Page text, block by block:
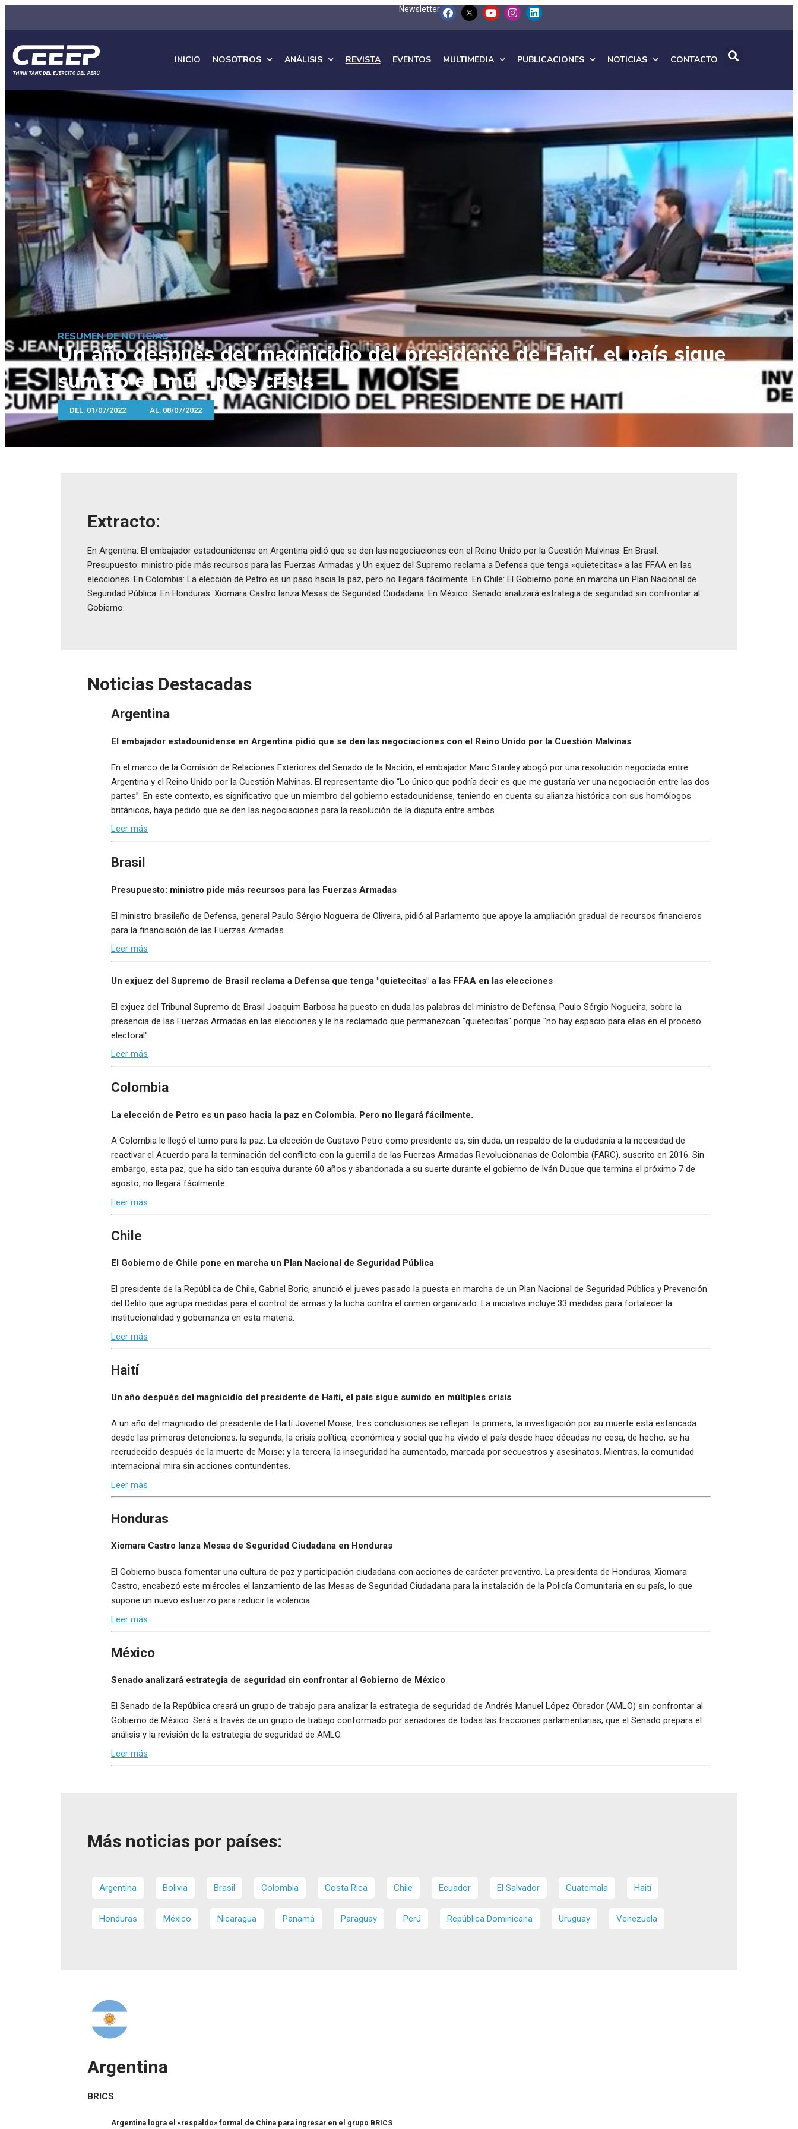
Newsletter
INICIO NOSOTROS ANÁLISIS REVISTA EVENTOS MULTIMEDIA PUBLICACIONES NOTICIAS CONTACTO
RESUMEN DE NOTICIAS
Un año después del magnicidio del presidente de Haití, el país sigue
sumido en múltiples crisis
DEL: 01/07/2022 AL: 08/07/2022
Extracto:
En Argentina: El embajador estadounidense en Argentina pidió que se den las negociaciones con el Reino Unido por la Cuestión Malvinas. En Brasil:
Presupuesto: ministro pide más recursos para las Fuerzas Armadas y Un exjuez del Supremo reclama a Defensa que tenga «quietecitas» a las FFAA en las
elecciones. En Colombia: La elección de Petro es un paso hacia la paz, pero no llegará fácilmente. En Chile: El Gobierno pone en marcha un Plan Nacional de
Seguridad Pública. En Honduras: Xiomara Castro lanza Mesas de Seguridad Ciudadana. En México: Senado analizará estrategia de seguridad sin confrontar al
Gobierno.
Noticias Destacadas
Argentina
El embajador estadounidense en Argentina pidió que se den las negociaciones con el Reino Unido por la Cuestión Malvinas
En el marco de la Comisión de Relaciones Exteriores del Senado de la Nación, el embajador Marc Stanley abogó por una resolución negociada entre
Argentina y el Reino Unido por la Cuestión Malvinas. El representante dijo “Lo único que podría decir es que me gustaría ver una negociación entre las dos
partes”. En este contexto, es significativo que un miembro del gobierno estadounidense, teniendo en cuenta su alianza histórica con sus homólogos
británicos, haya pedido que se den las negociaciones para la resolución de la disputa entre ambos.
Leer más
Brasil
Presupuesto: ministro pide más recursos para las Fuerzas Armadas
El ministro brasileño de Defensa, general Paulo Sérgio Nogueira de Oliveira, pidió al Parlamento que apoye la ampliación gradual de recursos financieros
para la financiación de las Fuerzas Armadas.
Leer más
Un exjuez del Supremo de Brasil reclama a Defensa que tenga "quietecitas" a las FFAA en las elecciones
El exjuez del Tribunal Supremo de Brasil Joaquim Barbosa ha puesto en duda las palabras del ministro de Defensa, Paulo Sérgio Nogueira, sobre la
presencia de las Fuerzas Armadas en las elecciones y le ha reclamado que permanezcan "quietecitas" porque "no hay espacio para ellas en el proceso
electoral".
Leer más
Colombia
La elección de Petro es un paso hacia la paz en Colombia. Pero no llegará fácilmente.
A Colombia le llegó el turno para la paz. La elección de Gustavo Petro como presidente es, sin duda, un respaldo de la ciudadanía a la necesidad de
reactivar el Acuerdo para la terminación del conflicto con la guerrilla de las Fuerzas Armadas Revolucionarias de Colombia (FARC), suscrito en 2016. Sin
embargo, esta paz, que ha sido tan esquiva durante 60 años y abandonada a su suerte durante el gobierno de Iván Duque que termina el próximo 7 de
agosto, no llegará fácilmente.
Leer más
Chile
El Gobierno de Chile pone en marcha un Plan Nacional de Seguridad Pública
El presidente de la República de Chile, Gabriel Boric, anunció el jueves pasado la puesta en marcha de un Plan Nacional de Seguridad Pública y Prevención
del Delito que agrupa medidas para el control de armas y la lucha contra el crimen organizado. La iniciativa incluye 33 medidas para fortalecer la
institucionalidad y gobernanza en esta materia.
Leer más
Haití
Un año después del magnicidio del presidente de Haití, el país sigue sumido en múltiples crisis
A un año del magnicidio del presidente de Haití Jovenel Moïse, tres conclusiones se reflejan: la primera, la investigación por su muerte está estancada
desde las primeras detenciones; la segunda, la crisis política, económica y social que ha vivido el país desde hace décadas no cesa, de hecho, se ha
recrudecido después de la muerte de Moïse; y la tercera, la inseguridad ha aumentado, marcada por secuestros y asesinatos. Mientras, la comunidad
internacional mira sin acciones contundentes.
Leer más
Honduras
Xiomara Castro lanza Mesas de Seguridad Ciudadana en Honduras
El Gobierno busca fomentar una cultura de paz y participación ciudadana con acciones de carácter preventivo. La presidenta de Honduras, Xiomara
Castro, encabezó este miércoles el lanzamiento de las Mesas de Seguridad Ciudadana para la instalación de la Policía Comunitaria en su país, lo que
supone un nuevo esfuerzo para reducir la violencia.
Leer más
México
Senado analizará estrategia de seguridad sin confrontar al Gobierno de México
El Senado de la República creará un grupo de trabajo para analizar la estrategia de seguridad de Andrés Manuel López Obrador (AMLO) sin confrontar al
Gobierno de México. Será a través de un grupo de trabajo conformado por senadores de todas las fracciones parlamentarias, que el Senado prepara el
análisis y la revisión de la estrategia de seguridad de AMLO.
Leer más
Más noticias por países:
Argentina Bolivia Brasil Colombia Costa Rica Chile Ecuador El Salvador Guatemala Haití
Honduras México Nicaragua Panamá Paraguay Perú República Dominicana Uruguay Venezuela
Argentina
BRICS
Argentina logra el «respaldo» formal de China para ingresar en el grupo BRICS